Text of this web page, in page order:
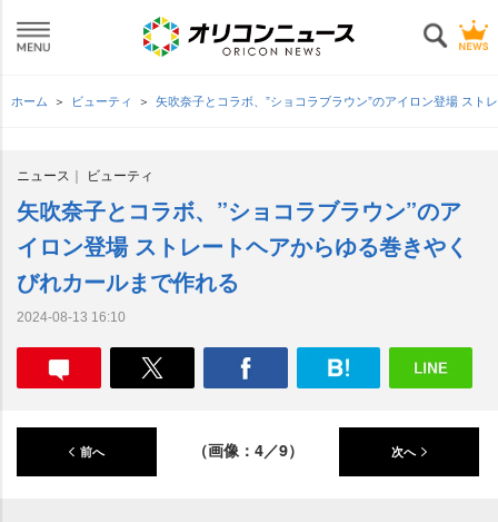
ホーム ビューティ 矢吹奈子とコラボ、”ショコラブラウン”のアイロン登場 ス
ニュース ビューティ
矢吹奈子とコラボ、”ショコラブラウン”のア
イロン登場 ストレートヘアからゆる巻きやく
びれカールまで作れる
2024-08-13 16:10
前へ （画像：4／9） 次へ